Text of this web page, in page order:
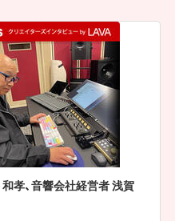
孝、音響会社経営者 浅賀